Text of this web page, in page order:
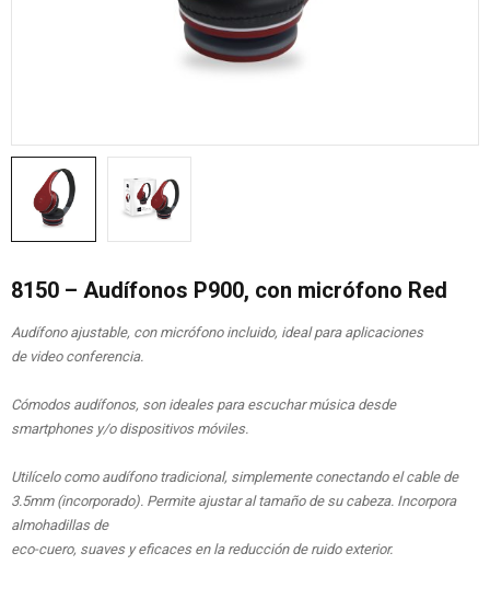
8150 – Audífonos P900, con micrófono Red
Audífono ajustable, con micrófono incluido, ideal para aplicaciones
de video conferencia.
Cómodos audífonos, son ideales para escuchar música desde
smartphones y/o dispositivos móviles.
Utilícelo como audífono tradicional, simplemente conectando el cable de
3.5mm (incorporado). Permite ajustar al tamaño de su cabeza. Incorpora
almohadillas de
eco-cuero, suaves y eficaces en la reducción de ruido exterior.